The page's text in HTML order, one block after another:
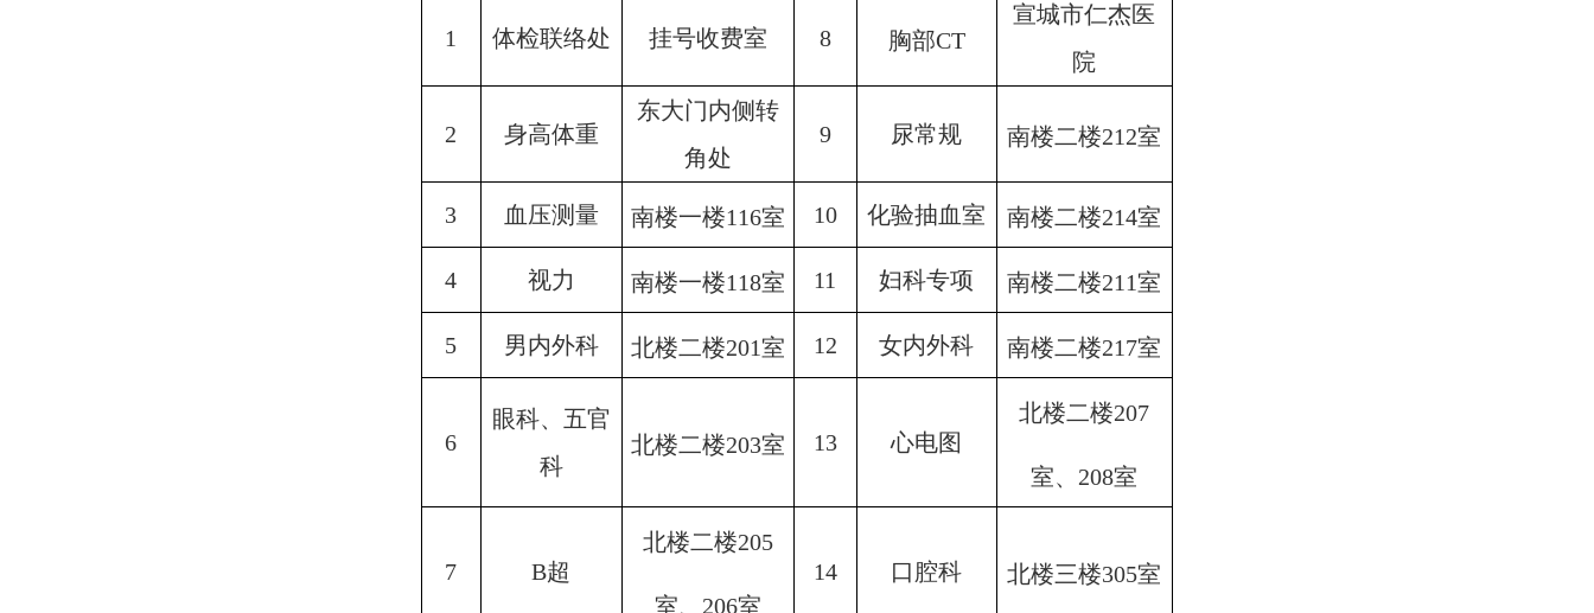
1 体检联络处 挂号收费室 8 胸部CT
宣城市仁杰医
院
2 身高体重
东大门内侧转
角处
9 尿常规 南楼二楼212室
3 血压测量 南楼一楼116室 10 化验抽血室 南楼二楼214室
4 视力 南楼一楼118室 11 妇科专项 南楼二楼211室
5 男内外科 北楼二楼201室 12 女内外科 南楼二楼217室
6
眼科、五官
科
北楼二楼203室 13 心电图
北楼二楼207
室、 208室
7 B超
北楼二楼205
室、 206室
14 口腔科 北楼三楼305室